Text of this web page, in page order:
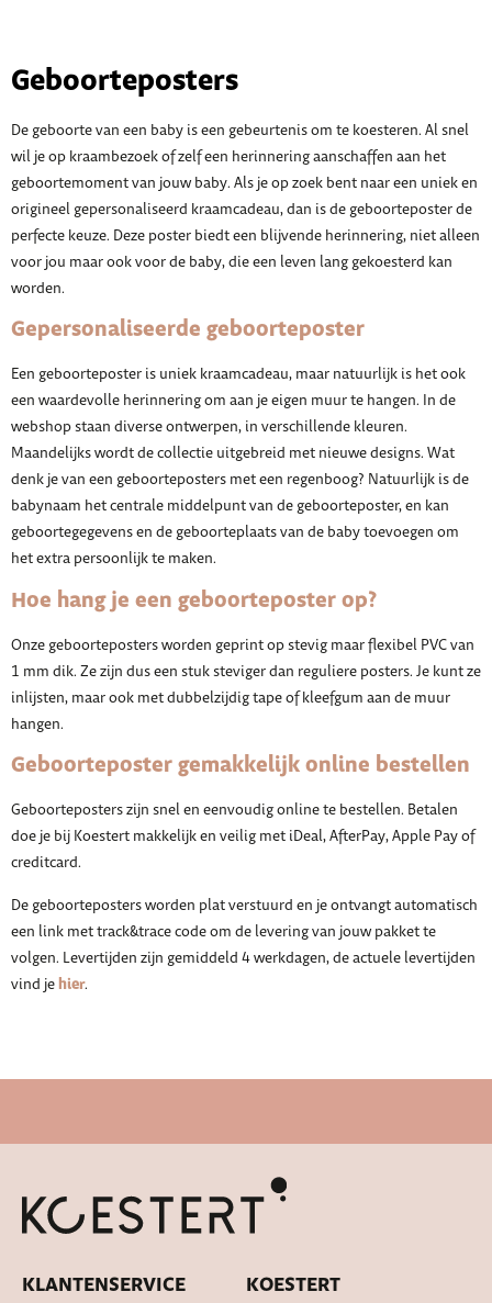
Geboorteposters
De geboorte van een baby is een gebeurtenis om te koesteren. Al snel
wil je op kraambezoek of zelf een herinnering aanschaffen aan het
geboortemoment van jouw baby. Als je op zoek bent naar een uniek en
origineel gepersonaliseerd kraamcadeau, dan is de geboorteposter de
perfecte keuze. Deze poster biedt een blijvende herinnering, niet alleen
voor jou maar ook voor de baby, die een leven lang gekoesterd kan
worden.
Gepersonaliseerde geboorteposter
Een geboorteposter is uniek kraamcadeau, maar natuurlijk is het ook
een waardevolle herinnering om aan je eigen muur te hangen. In de
webshop staan diverse ontwerpen, in verschillende kleuren.
Maandelijks wordt de collectie uitgebreid met nieuwe designs. Wat
denk je van een geboorteposters met een regenboog? Natuurlijk is de
babynaam het centrale middelpunt van de geboorteposter, en kan
geboortegegevens en de geboorteplaats van de baby toevoegen om
het extra persoonlijk te maken.
Hoe hang je een geboorteposter op?
Onze geboorteposters worden geprint op stevig maar flexibel PVC van
1 mm dik. Ze zijn dus een stuk steviger dan reguliere posters. Je kunt ze
inlijsten, maar ook met dubbelzijdig tape of kleefgum aan de muur
hangen.
Geboorteposter gemakkelijk online bestellen
Geboorteposters zijn snel en eenvoudig online te bestellen. Betalen
doe je bij Koestert makkelijk en veilig met iDeal, AfterPay, Apple Pay of
creditcard.
De geboorteposters worden plat verstuurd en je ontvangt automatisch
een link met track&trace code om de levering van jouw pakket te
volgen. Levertijden zijn gemiddeld 4 werkdagen, de actuele levertijden
vind je hier.
KLANTENSERVICE KOESTERT